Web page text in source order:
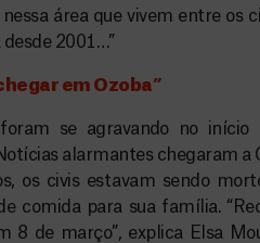
área que vivem entre os
2001…”
em Ozoba”
se agravando no início
alarmantes chegaram a
os civis estavam sendo
comida para sua família.
8 de março”, explica Elsa